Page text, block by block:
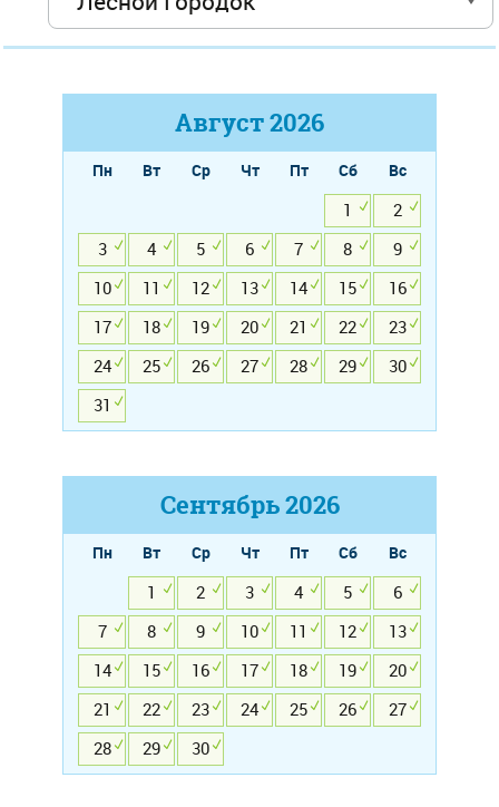
Август2026
Пн Вт Ср Чт Пт Сб
Вс
1
2
3
4 5 6 7 8
9
10
11 12 13 14 15
16
17
18 19 20 21 22
23
24
25 26 27 28 29
30
31
Сентябрь2026
Пн Вт Ср Чт Пт Сб
Вс
1
2 3 4 5
6
7
8 9 10 11 12
13
14
15 16 17 18 19
20
21
22 23 24 25 26
27
28
29 30